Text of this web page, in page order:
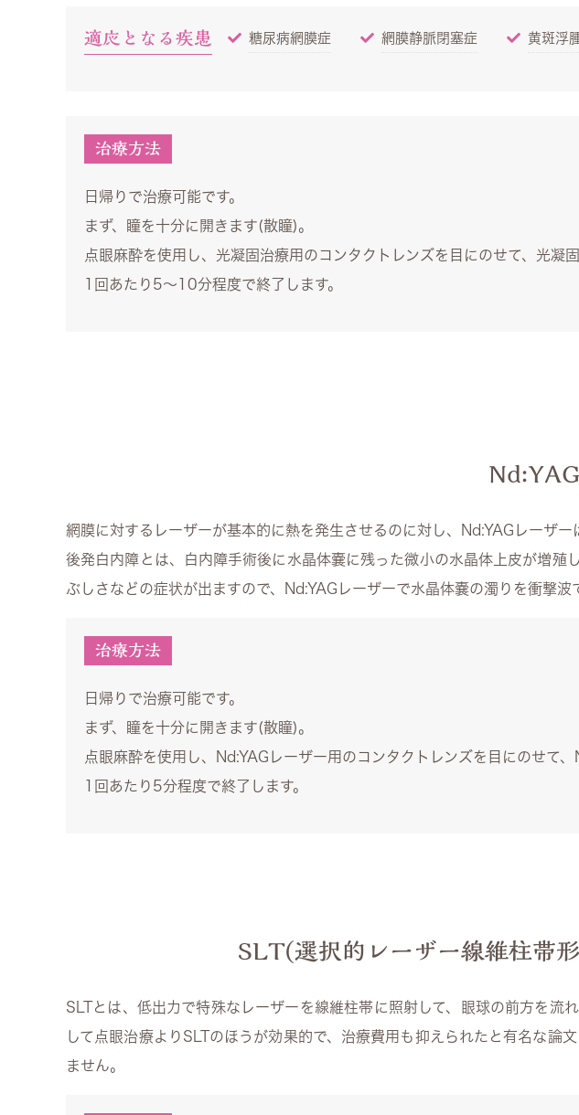
適応となる疾患 糖尿病網膜症 網膜静脈閉塞症 黄斑浮
治療方法
日帰りで治療可能です。
まず、瞳を十分に開きます(散瞳)。
点眼麻酔を使用し、光凝固治療用のコンタクトレンズを目にのせて、光凝固
1回あたり5〜10分程度で終了します。
網膜に対するレーザーが基本的に熱を発生させるのに対し、Nd:YAGレーザ
後発白内障とは、白内障手術後に水晶体嚢に残った微小の水晶体上皮が増
ぶしさなどの症状が出ますので、Nd:YAGレーザーで水晶体嚢の濁りを衝撃波
治療方法
日帰りで治療可能です。
まず、瞳を十分に開きます(散瞳)。
点眼麻酔を使用し、Nd:YAGレーザー用のコンタクトレンズを目にのせて、
1回あたり5分程度で終了します。
SLT(選択的レーザー線維柱
SLTとは、低出力で特殊なレーザーを線維柱帯に照射して、眼球の前方を流
して点眼治療よりSLTのほうが効果的で、治療費用も抑えられたと有名な論
ません。